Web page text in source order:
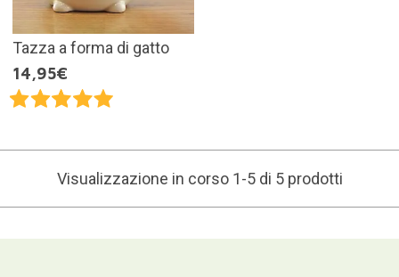
Tazza a forma di gatto
14,95€
Visualizzazione in corso 1-5 di 5 prodotti